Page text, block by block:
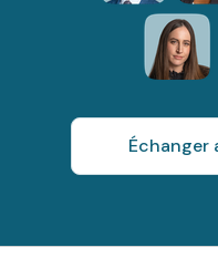
Échanger